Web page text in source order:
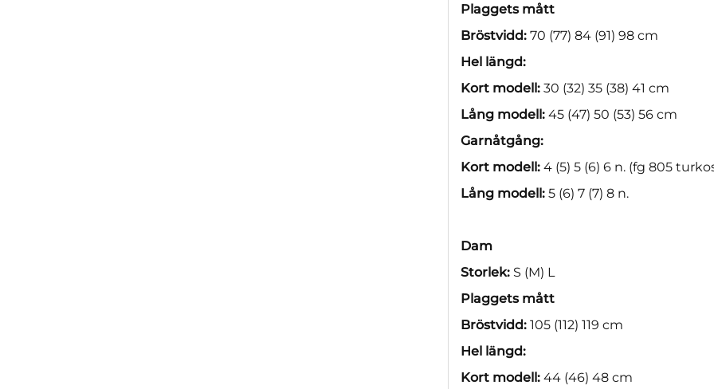
Plaggets mått
Bröstvidd: 70 (77) 84 (91) 98 cm
Hel längd:
Kort modell: 30 (32) 35 (38) 41 cm
Lång modell: 45 (47) 50 (53) 56 cm
Garnåtgång:
Kort modell: 4 (5) 5 (6) 6 n. (fg 805
Lång modell: 5 (6) 7 (7) 8 n.
Dam
Storlek: S (M) L
Plaggets mått
Bröstvidd: 105 (112) 119 cm
Hel längd:
Kort modell: 44 (46) 48 cm